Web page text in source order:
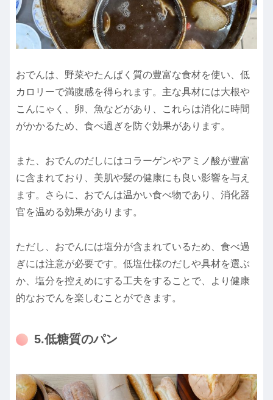
おでんは、野菜やたんぱく質の豊富な食材を使い、低
カロリーで満腹感を得られます。主な具材には大根や
こんにゃく、卵、魚などがあり、これらは消化に時間
がかかるため、食べ過ぎを防ぐ効果があります。
また、おでんのだしにはコラーゲンやアミノ酸が豊富
に含まれており、美肌や髪の健康にも良い影響を与え
ます。さらに、おでんは温かい食べ物であり、消化器
官を温める効果があります。
ただし、おでんには塩分が含まれているため、食べ過
ぎには注意が必要です。低塩仕様のだしや具材を選ぶ
か、塩分を控えめにする工夫をすることで、より健康
的なおでんを楽しむことができます。
5.低糖質のパン